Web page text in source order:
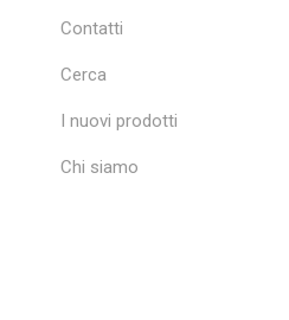
Contatti
Cerca
I nuovi prodotti
Chi siamo